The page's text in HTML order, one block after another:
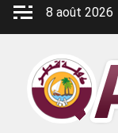
Aller
8 août 2026